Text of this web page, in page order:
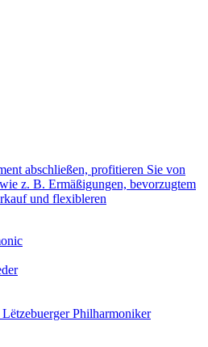
abschließen, profitieren Sie von
z. B. Ermäßigungen, bevorzugtem
und flexibleren
Philharmoniker